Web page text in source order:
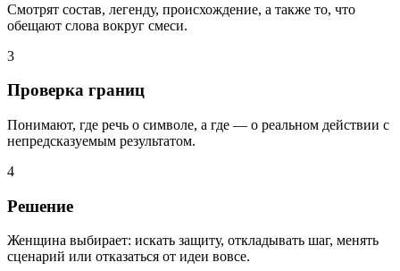
Смотрят состав, легенду, происхождение, а также то, что
обещают слова вокруг смеси.
3
Проверка границ
Понимают, где речь о символе, а где — о реальном действии с
непредсказуемым результатом.
4
Решение
Женщина выбирает: искать защиту, откладывать шаг, менять
сценарий или отказаться от идеи вовсе.